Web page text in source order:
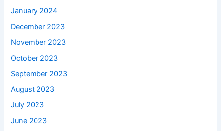
January 2024
December 2023
November 2023
October 2023
September 2023
August 2023
July 2023
June 2023